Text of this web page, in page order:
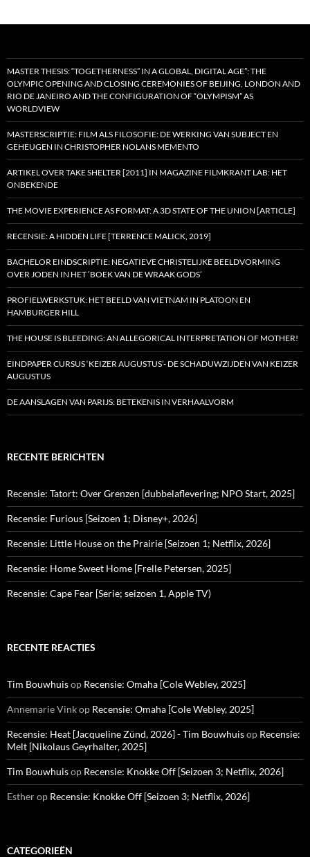
MASTER THESIS: “TOGETHERNESS” IN A GLOBAL, DIGITAL AGE”: THE
OLYMPIC OPENING AND CLOSING CEREMONIES OF BEIJING, LONDON AND
RIO DE JANEIRO AND THE CONFIGURATION OF “OLYMPISM” AS
WORLDVIEW
MASTERSCRIPTIE: FILM ALS FILOSOFIE: DE WERKING VAN SUBJECT EN
GEHEUGEN IN CHRISTOPHER NOLANS MEMENTO
ARTIKEL OVER TAKE SHELTER [2011] IN MAGAZINE FILMKRANT LAB: HET
ONBEKENDE
THE MOVIE EXPERIENCE AS FORMAT: A 3D STATE OF THE UNION [ARTICLE]
RECENSIE: A HIDDEN LIFE [TERRENCE MALICK, 2019]
BACHELOR EINDSCRIPTIE: NEGATIEVE CHRISTELIJKE BEELDVORMING
OVER JODEN IN HET ‘BOEK VAN DE WRAAK GODS’
PROFIELWERKSTUK: HET BEELD VAN VIETNAM IN PLATOON EN
HAMBURGER HILL
THE HOUSE IS BLEEDING: AN ALLEGORICAL INTERPRETATION OF MOTHER!
EINDPAPER CURSUS ‘KEIZER AUGUSTUS’- DE SCHADUWZIJDEN VAN KEIZER
AUGUSTUS
DE AANSLAGEN VAN PARIJS: BETEKENIS IN VERHAALVORM
RECENTE BERICHTEN
Recensie: Tatort: Over Grenzen [dubbelaflevering; NPO Start, 2025]
Recensie: Furious [Seizoen 1; Disney+, 2026]
Recensie: Little House on the Prairie [Seizoen 1; Netflix, 2026]
Recensie: Home Sweet Home [Frelle Petersen, 2025]
Recensie: Cape Fear [Serie; seizoen 1, Apple TV)
RECENTE REACTIES
Tim Bouwhuisop Recensie: Omaha [Cole Webley, 2025]
Annemarie Vinkop Recensie: Omaha [Cole Webley, 2025]
Recensie: Heat [Jacqueline Zünd, 2026] - Tim Bouwhuisop Recensie:
Melt [Nikolaus Geyrhalter, 2025]
Tim Bouwhuisop Recensie: Knokke Off [Seizoen 3; Netflix, 2026]
Estherop Recensie: Knokke Off [Seizoen 3; Netflix, 2026]
CATEGORIEËN